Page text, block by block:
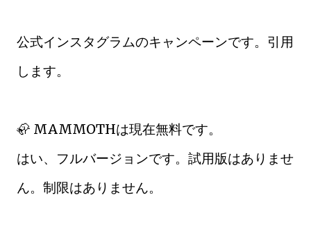
公式インスタグラムのキャンペーンです。引用
します。
🦣 MAMMOTHは現在無料です。
はい、フルバージョンです。試用版はありませ
ん。制限はありません。